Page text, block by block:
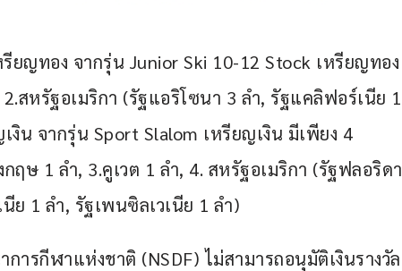
ยญทอง จากรุ่น Junior Ski 10-12 Stock เหรียญทอง
สหรัฐอเมริกา (รัฐแอริโซนา 3 ลำ, รัฐแคลิฟอร์เนีย 1
น จากรุ่น Sport Slalom เหรียญเงิน มีเพียง 4
ฤษ 1 ลำ, 3.คูเวต 1 ลำ, 4. สหรัฐอเมริกา (รัฐฟลอริดา
ย 1 ลำ, รัฐเพนซิลเวเนีย 1 ลำ)
ารกีฬาแห่งชาติ (NSDF) ไม่สามารถอนุมัติเงินรางวัล